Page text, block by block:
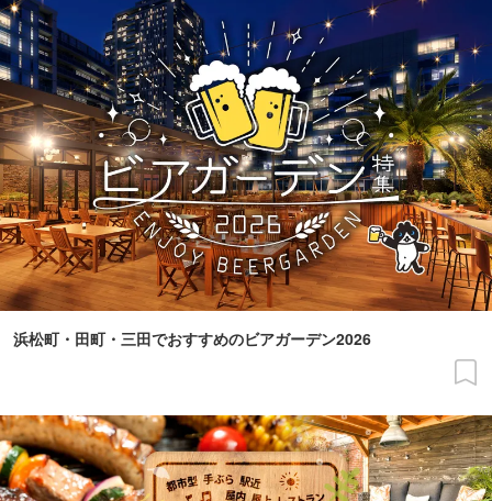
浜松町・田町・三田でおすすめのビアガーデン2026